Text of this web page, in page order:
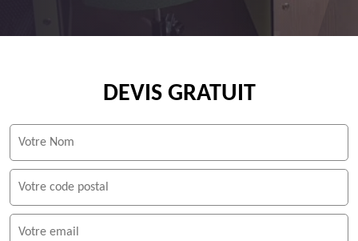
DEVIS GRATUIT